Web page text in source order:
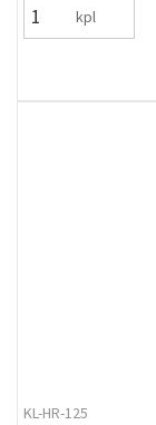
kpl
KL-HR-125